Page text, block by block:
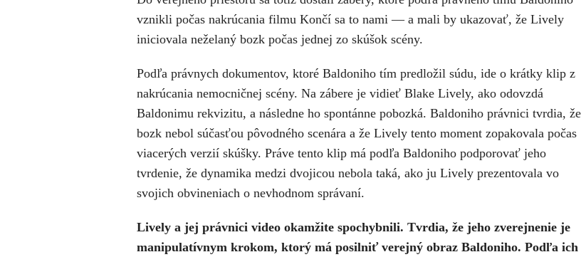
vznikli počas nakrúcania filmu Končí sa to nami — a mali by ukazovať, že Lively
iniciovala neželaný bozk počas jednej zo skúšok scény.
Podľa právnych dokumentov, ktoré Baldoniho tím predložil súdu, ide o krátky klip z
nakrúcania nemocničnej scény. Na zábere je vidieť Blake Lively, ako odovzdá
Baldonimu rekvizitu, a následne ho spontánne pobozká. Baldoniho právnici tvrdia, že
bozk nebol súčasťou pôvodného scenára a že Lively tento moment zopakovala počas
viacerých verzií skúšky. Práve tento klip má podľa Baldoniho podporovať jeho
tvrdenie, že dynamika medzi dvojicou nebola taká, ako ju Lively prezentovala vo
svojich obvineniach o nevhodnom správaní.
Lively a jej právnici video okamžite spochybnili. Tvrdia, že jeho zverejnenie je
manipulatívnym krokom, ktorý má posilniť verejný obraz Baldoniho. Podľa ich